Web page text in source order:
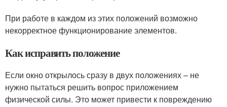
При работе в каждом из этих положений возможно
некорректное функционирование элементов.
Как исправить положение
Если окно открылось сразу в двух положениях – не
нужно пытаться решить вопрос приложением
физической силы. Это может привести к повреждению